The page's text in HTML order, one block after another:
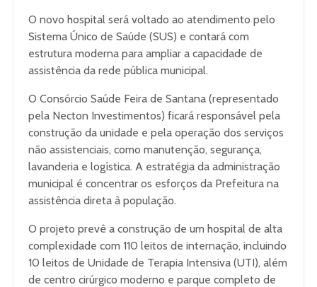
O novo hospital será voltado ao atendimento pelo
Sistema Único de Saúde (SUS) e contará com
estrutura moderna para ampliar a capacidade de
assistência da rede pública municipal.
O Consórcio Saúde Feira de Santana (representado
pela Necton Investimentos) ficará responsável pela
construção da unidade e pela operação dos serviços
não assistenciais, como manutenção, segurança,
lavanderia e logística. A estratégia da administração
municipal é concentrar os esforços da Prefeitura na
assistência direta à população.
O projeto prevê a construção de um hospital de alta
complexidade com 110 leitos de internação, incluindo
10 leitos de Unidade de Terapia Intensiva (UTI), além
de centro cirúrgico moderno e parque completo de